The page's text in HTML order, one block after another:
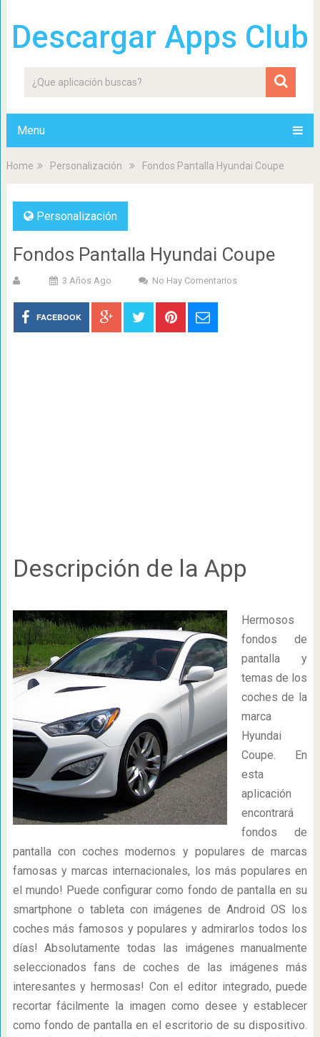
Descargar Apps Club
Menu
Home Personalización Fondos Pantalla Hyundai Coupe
Personalización
Fondos Pantalla Hyundai Coupe
3 Años Ago No Hay Comentarios
FACEBOOK
Descripción de la App
Hermosos
fondos de
pantalla y
temas de los
coches de la
marca
Hyundai
Coupe. En
esta
aplicación
encontrará
fondos de
pantalla con coches modernos y populares de marcas
famosas y marcas internacionales, los más populares en
el mundo! Puede configurar como fondo de pantalla en su
smartphone o tableta con imágenes de Android OS los
coches más famosos y populares y admirarlos todos los
días! Absolutamente todas las imágenes manualmente
seleccionados fans de coches de las imágenes más
interesantes y hermosas! Con el editor integrado, puede
recortar fácilmente la imagen como desee y establecer
como fondo de pantalla en el escritorio de su dispositivo.